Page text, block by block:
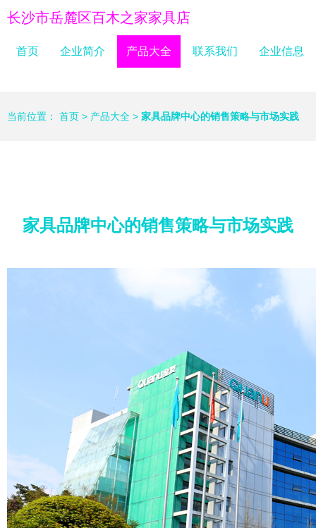
长沙市岳麓区百木之家家具店
首页 企业简介 产品大全 联系我们 企业信息
当前位置： 首页 > 产品大全 > 家具品牌中心的销售策略与市场实践
家具品牌中心的销售策略与市场实践